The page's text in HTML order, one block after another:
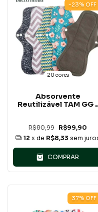
-23% OFF
20 cores
Absorvente
Reutilizável TAM GG (
R$80,99 R$99,90
12 x de R$8,33 sem
COMPRAR
37% OFF